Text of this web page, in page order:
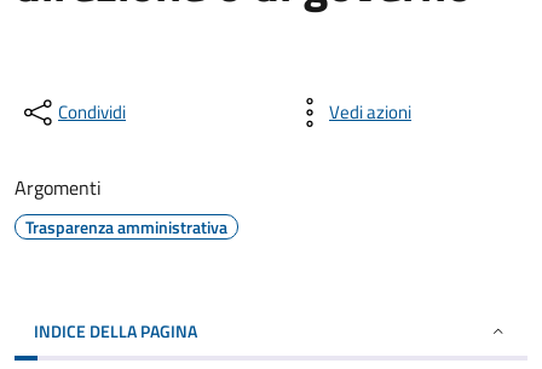
Condividi Vedi azioni
Argomenti
Trasparenza amministrativa
INDICE DELLA PAGINA